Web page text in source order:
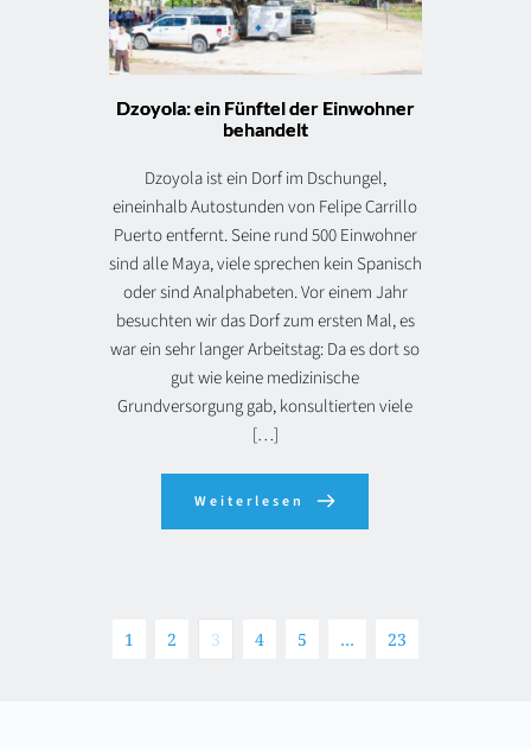
Dzoyola: ein Fünftel der Einwohner
behandelt
Dzoyola ist ein Dorf im Dschungel,
eineinhalb Autostunden von Felipe Carrillo
Puerto entfernt. Seine rund 500 Einwohner
sind alle Maya, viele sprechen kein Spanisch
oder sind Analphabeten. Vor einem Jahr
besuchten wir das Dorf zum ersten Mal, es
war ein sehr langer Arbeitstag: Da es dort so
gut wie keine medizinische
Grundversorgung gab, konsultierten viele
[…]
Weiterlesen
1 2 3 4 5 … 23